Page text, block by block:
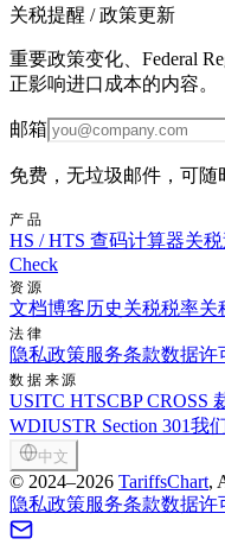
关税提醒 / 政策更新
重要政策变化、Federal
正影响进口成本的内容。
邮箱
免费，无垃圾邮件，可随
产品
HS / HTS 查码计算器关
Check
资源
文档博客历史关税税率关
法律
隐私政策服务条款数据许
数据来源
USITC HTSCBP CROSS
WDIUSTR Section 301我
中文
© 2024–2026 TariffsChart,
隐私政策服务条款数据许